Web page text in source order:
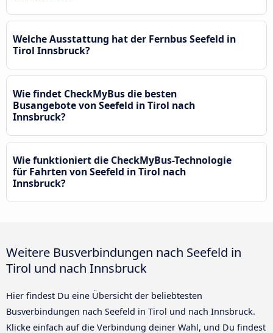
Welche Ausstattung hat der Fernbus Seefeld in
Tirol Innsbruck?
Wie findet CheckMyBus die besten
Busangebote von Seefeld in Tirol nach
Innsbruck?
Wie funktioniert die CheckMyBus-Technologie
für Fahrten von Seefeld in Tirol nach
Innsbruck?
Weitere Busverbindungen nach Seefeld in
Tirol und nach Innsbruck
Hier findest Du eine Übersicht der beliebtesten
Busverbindungen nach Seefeld in Tirol und nach Innsbruck.
Klicke einfach auf die Verbindung deiner Wahl, und Du findest